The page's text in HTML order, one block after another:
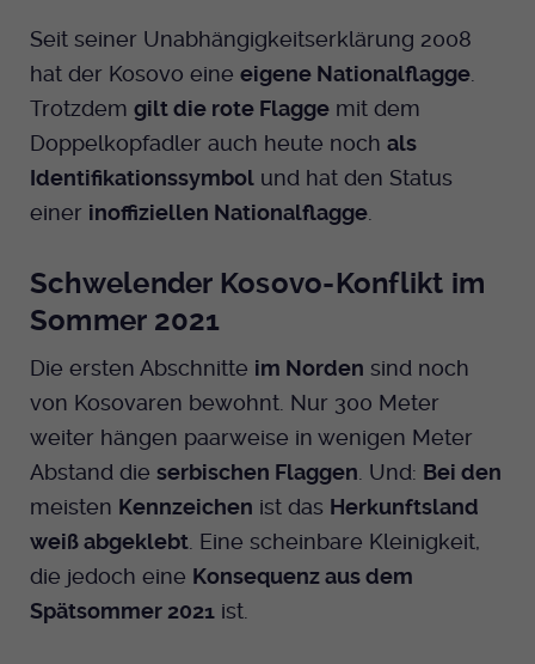
Seit seiner Unabhängigkeitserklärung 2008
hat der Kosovo eine eigene Nationalflagge
Trotzdem gilt die rote Flagge mit dem
Doppelkopfadler auch heute noch als
Identifikationssymbol und hat den Status
einer inoffiziellen Nationalflagge
Schwelender Kosovo-Konflikt im
Sommer 2021
Die ersten Abschnitte im Norden sind noch
von Kosovaren bewohnt. Nur 300 Meter
weiter hängen paarweise in wenigen Meter
Abstand die serbischen Flaggen. Und: Bei den
meisten Kennzeichen ist das Herkunftsland
weiß abgeklebt. Eine scheinbare Kleinigkeit,
die jedoch eine Konsequenz aus dem
Spätsommer 2021 ist.